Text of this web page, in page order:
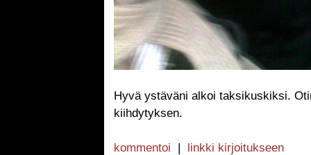
Hyvä ystäväni alkoi taksikuskiksi.
kiihdytyksen.
kommentoi | linkki kirjoitukseen